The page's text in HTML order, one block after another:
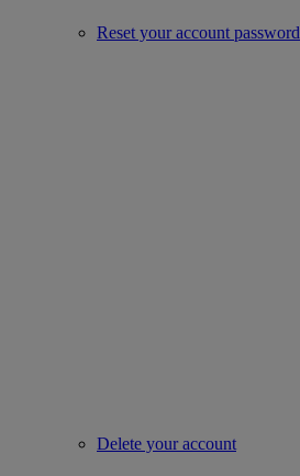
Reset your account password
Delete your account